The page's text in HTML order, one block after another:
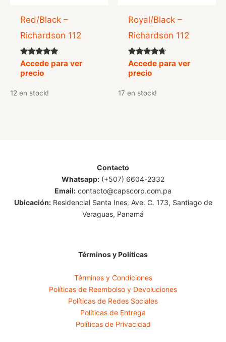
Red/Black –
Richardson 112
Valorado
con
5.00
Accede para ver
precio
12 en stock!
Royal/Black –
Richardson 112
Valorado
con
4.50
Accede para ver
precio
17 en stock!
Contacto
Whatsapp: (+507) 6604-2332
Email: contacto@capscorp.com.pa
Ubicación:Residencial Santa Ines, Ave. C. 173, Santiago de
Veraguas, Panamá
Términos y Políticas
Términos y Condiciones
Políticas de Reembolso y Devoluciones
Políticas de Redes Sociales
Políticas de Entrega
Políticas de Privacidad